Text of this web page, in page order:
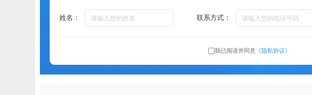
姓名： 联系方式：
我已阅读并同意《隐私协议》